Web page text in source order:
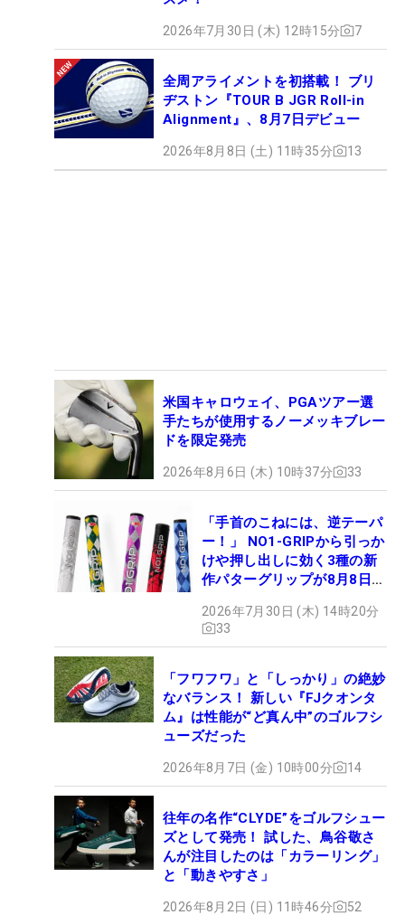
2026年7月30日 (木) 12時15分 7
全周アライメントを初搭載！ ブリ
ヂストン『TOUR B JGR Roll-in
Alignment』、8月7日デビュー
2026年8月8日 (土) 11時35分 13
米国キャロウェイ、PGAツアー選
手たちが使用するノーメッキブレー
ドを限定発売
2026年8月6日 (木) 10時37分 33
「手首のこねには、逆テーパ
ー！」 NO1-GRIPから引っか
けや押し出しに効く3種の新
作パターグリップが8月8日デ
2026年7月30日 (木) 14時20分
33
「フワフワ」と「しっかり」の絶妙
なバランス！ 新しい『FJクオンタ
ム』は性能が“ど真ん中”のゴルフシ
ューズだった
2026年8月7日 (金) 10時00分 14
往年の名作“CLYDE”をゴルフシュー
ズとして発売！ 試した、鳥谷敬さ
んが注目したのは「カラーリング」
と「動きやすさ」
2026年8月2日 (日) 11時46分 52